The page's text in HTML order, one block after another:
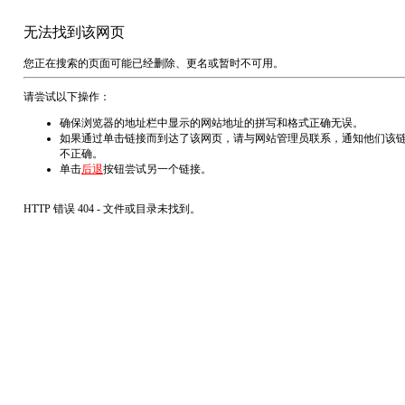
无法找到该网页
您正在搜索的页面可能已经删除、更名或暂时不可用。
请尝试以下操作：
确保浏览器的地址栏中显示的网站地址的拼写和格式正确无误。
如果通过单击链接而到达了该网页，请与网站管理员联系，通知他们该
不正确。
单击后退按钮尝试另一个链接。
HTTP 错误 404 - 文件或目录未找到。